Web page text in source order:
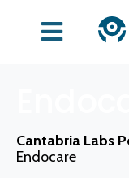
Cantabria Labs
Endocare